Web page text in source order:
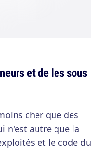
et de les sous
cher que des
n'est autre que la
et le code du